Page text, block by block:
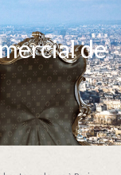
de